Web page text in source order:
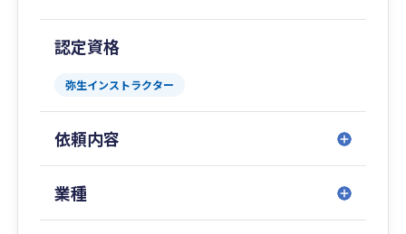
主から法人のお客さまをサポートします。
認定資格
弥生インストラクター
依頼内容
業種